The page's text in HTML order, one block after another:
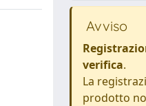
Avviso
verifica.
La
prodotto